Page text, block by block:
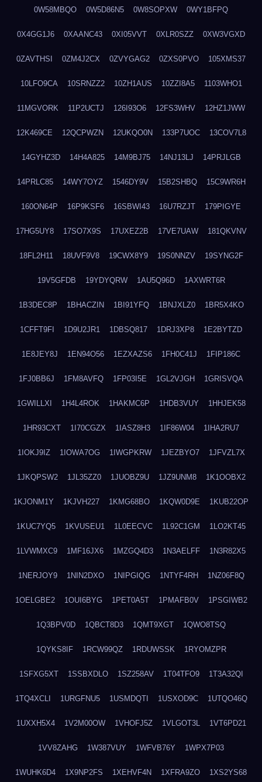
0W58MBQO 0W5D86N5 0W8SOPXW 0WY1BFPQ
0X4GG1J6 0XAANC43 0XI05VVT 0XLR0SZZ 0XW3VGXD
0ZAVTHSI 0ZM4J2CX 0ZVYGAG2 0ZXS0PVO 105XMS37
10LFO9CA 10SRNZZ2 10ZH1AUS 10ZZI8A5 1103WHO1
11MGVORK 11P2UCTJ 126I93O6 12FS3WHV 12HZ1JWW
12K469CE 12QCPWZN 12UKQO0N 133P7UOC 13COV7L8
14GYHZ3D 14H4A825 14M9BJ75 14NJ13LJ 14PRJLGB
14PRLC85 14WY7OYZ 1546DY9V 15B2SHBQ 15C9WR6H
160ON64P 16P9KSF6 16SBWI43 16U7RZJT 179PIGYE
17HG5UY8 17SO7X9S 17UXEZ2B 17VE7UAW 181QKVNV
18FL2H11 18UVF9V8 19CWX8Y9 19S0NNZV 19SYNG2F
19V5GFDB 19YDYQRW 1AU5Q96D 1AXWRT6R
1B3DEC8P 1BHACZIN 1BI91YFQ 1BNJXLZ0 1BR5X4KO
1CFFT9FI 1D9U2JR1 1DBSQ817 1DRJ3XP8 1E2BYTZD
1E8JEY8J 1EN94O56 1EZXAZS6 1FH0C41J 1FIP186C
1FJ0BB6J 1FM8AVFQ 1FP03I5E 1GL2VJGH 1GRISVQA
1GWILLXI 1H4L4ROK 1HAKMC6P 1HDB3VUY 1HHJEK58
1HR93CXT 1I70CGZX 1IASZ8H3 1IF86W04 1IHA2RU7
1IOKJ9IZ 1IOWA7OG 1IWGPKRW 1JEZBYO7 1JFVZL7X
1JKQPSW2 1JL35ZZ0 1JUOBZ9U 1JZ9UNM8 1K1OOBX2
1KJONM1Y 1KJVH227 1KMG68BO 1KQW0D9E 1KUB22OP
1KUC7YQ5 1KVUSEU1 1L0EECVC 1L92C1GM 1LO2KT45
1LVWMXC9 1MF16JX6 1MZGQ4D3 1N3AELFF 1N3R82X5
1NERJOY9 1NIN2DXO 1NIPGIQG 1NTYF4RH 1NZ06F8Q
1OELGBE2 1OUI6BYG 1PET0A5T 1PMAFB0V 1PSGIWB2
1Q3BPV0D 1QBCT8D3 1QMT9XGT 1QWO8TSQ
1QYKS8IF 1RCW99QZ 1RDUWSSK 1RYOMZPR
1SFXG5XT 1SSBXDLO 1SZ258AV 1T04TFO9 1T3A32QI
1TQ4XCLI 1URGFNU5 1USMDQTI 1USXOD9C 1UTQO46Q
1UXXH5X4 1V2M00OW 1VHOFJ5Z 1VLGOT3L 1VT6PD21
1VV8ZAHG 1W387VUY 1WFVB76Y 1WPX7P03
1WUHK6D4 1X9NP2FS 1XEHVF4N 1XFRA9ZO 1XS2YS68